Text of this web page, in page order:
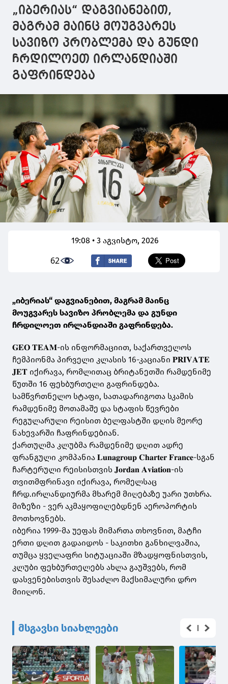
„იბერიას“ დაგვიანებით,
მაგრამ მაინც მოუგვარეს
სავიზო პრობლემა და გუნდი
ჩრდილოეთ ირლანდიაში
გაფრინდება
19:08 • 3 აგვისტო, 2026
62
„იბერიას“ დაგვიანებით, მაგრამ მაინც
მოუგვარეს სავიზო პრობლემა და გუნდი
ჩრდილოეთ ირლანდიაში გაფრინდება.
𝐆𝐄𝐎 𝐓𝐄𝐀𝐌-ის ინფორმაციით, საქართველოს
ჩემპიონმა პირველი კლასის 16-კაციანი 𝐏𝐑𝐈𝐕𝐀𝐓𝐄
𝐉𝐄𝐓 იქირავა, რომლითაც ბრიტანეთში რამდენიმე
წუთში 16 ფეხბურთელი გაფრინდება.
სამწვრთნელო სტაფი, სათადარიგოთა სკამის
რამდენიმე მოთამაშე და სტაფის წევრები
რეგულარული რეისით ბელფასტში დღის მეორე
ნახევარში ჩაფრინდებიან.
ქართულმა კლუბმა რამდენიმე დღით ადრე
ფრანგული კომპანია 𝐋𝐮𝐧𝐚𝐠𝐫𝐨𝐮𝐩 𝐂𝐡𝐚𝐫𝐭𝐞𝐫 𝐅𝐫𝐚𝐧𝐜𝐞-სგან
ჩარტერული რეისისთვის 𝐉𝐨𝐫𝐝𝐚𝐧 𝐀𝐯𝐢𝐚𝐭𝐢𝐨𝐧-ის
თვითმფრინავი იქირავა, რომელსაც
ჩრდ.ირლანდიურმა მხარემ მიღებაზე უარი უთხრა.
მიზეზი - ვერ აკმაყოფილებდნენ აეროპორტის
მოთხოვნებს.
იბერია 1999-მა უეფას მიმართა თხოვნით, მატჩი
ერთი დღით გადაიდოს - საკითხი განხილვაშია,
თუმცა ყველაფრი სიტუაციაში მზადყოფნისთვის,
კლუბი ფეხბურთელებს ახლა გაუშვებს, რომ
დასვენებისთვის შესაძლო მაქსიმალური დრო
მიიღონ.
მსგავსი სიახლეები